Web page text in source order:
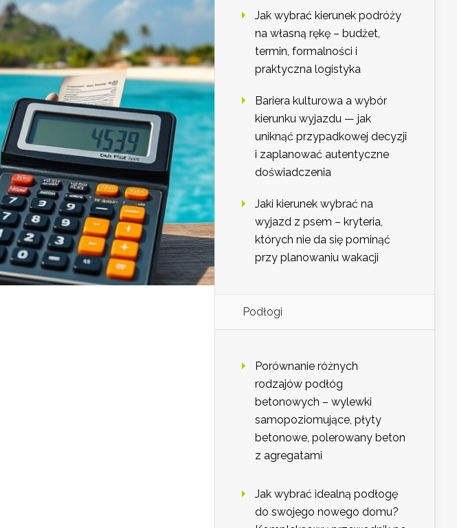
Jak wybrać kierunek podróży
na własną rękę – budżet,
termin, formalności i
praktyczna logistyka
Bariera kulturowa a wybór
kierunku wyjazdu — jak
uniknąć przypadkowej decyzji
i zaplanować autentyczne
doświadczenia
Jaki kierunek wybrać na
wyjazd z psem – kryteria,
których nie da się pominąć
przy planowaniu wakacji
Podłogi
Porównanie różnych
rodzajów podłóg
betonowych – wylewki
samopoziomujące, płyty
betonowe, polerowany beton
z agregatami
Jak wybrać idealną podłogę
do swojego nowego domu?